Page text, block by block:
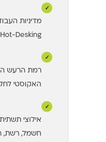
✓
מדיניות
Hot-Desking הנהוגה
✓
רמת הרעש
האקוסטי
✓
אילוצי
חשמל, רשת,